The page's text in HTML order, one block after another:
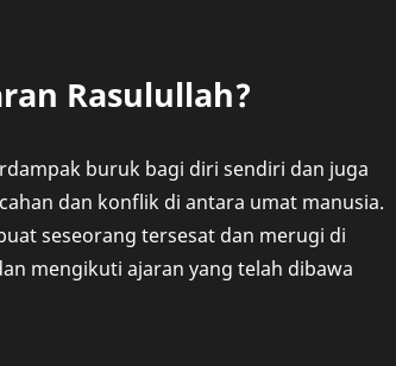
Rasulullah?
buruk bagi diri sendiri dan juga
dan konflik di antara umat manusia.
seseorang tersesat dan merugi di
mengikuti ajaran yang telah dibawa